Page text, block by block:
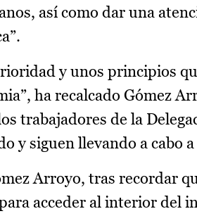
así como dar una
y unos principios
ha recalcado Gómez
trabajadores de la
y siguen llevando a cabo
Arroyo, tras recordar
acceder al interior del